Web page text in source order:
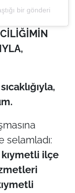
bir gönderi
selamladı:
ilçe